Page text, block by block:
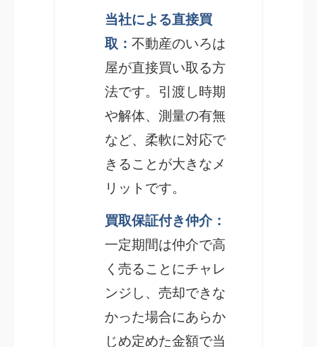
当社による直接買
取： 不動産のいろは
屋が直接買い取る方
法です。引渡し時期
や解体、測量の有無
など、柔軟に対応で
きることが大きなメ
リットです。
買取保証付き仲介：
一定期間は仲介で高
く売ることにチャレ
ンジし、売却できな
かった場合にあらか
じめ定めた金額で当